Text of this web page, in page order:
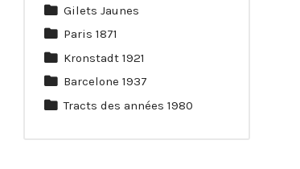
Gilets Jaunes
Paris 1871
Kronstadt 1921
Barcelone 1937
Tracts des années 1980